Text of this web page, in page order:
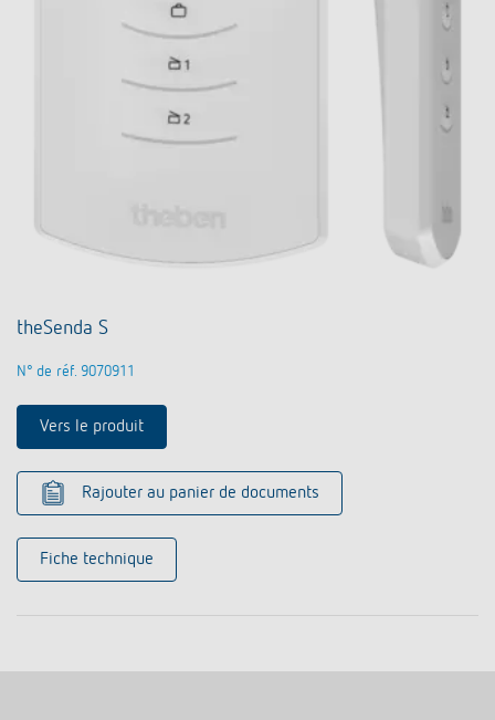
theSenda S
N° de réf. 9070911
Vers le produit
Rajouter au panier de documents
Fiche technique